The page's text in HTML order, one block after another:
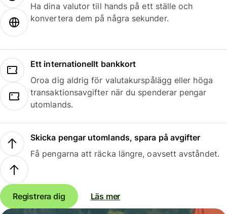
Ha dina valutor till hands på ett ställe och
konvertera dem på några sekunder.
Ett internationellt bankkort
Oroa dig aldrig för valutakurspålägg eller höga
transaktionsavgifter när du spenderar pengar
utomlands.
Skicka pengar utomlands, spara på avgifter
Få pengarna att räcka längre, oavsett avståndet.
Registrera dig Läs mer